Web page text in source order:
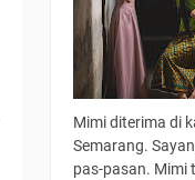
Mimi diterima di
Semarang.
pas-pasan. Mimi